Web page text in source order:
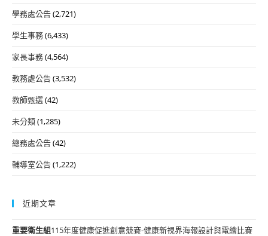
學務處公告(2,721)
學生事務(6,433)
家長事務(4,564)
教務處公告(3,532)
教師甄選(42)
未分類(1,285)
總務處公告(42)
輔導室公告(1,222)
近期文章
重要衛生組115年度健康促進創意競賽-健康新視界海報設計與電繪比賽